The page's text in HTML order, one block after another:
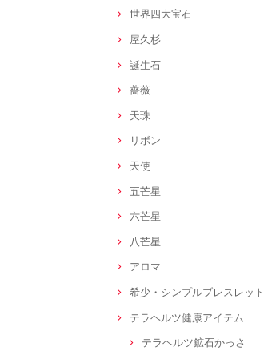
世界四大宝石
屋久杉
誕生石
薔薇
天珠
リボン
天使
五芒星
六芒星
八芒星
アロマ
希少・シンプルブレスレット
テラヘルツ健康アイテム
テラヘルツ鉱石かっさ